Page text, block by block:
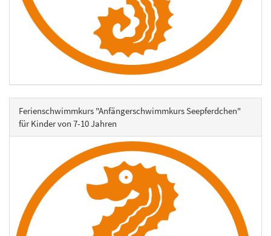
Ferienschwimmkurs "Anfängerschwimmkurs Seepferdchen"
für Kinder von 7-10 Jahren